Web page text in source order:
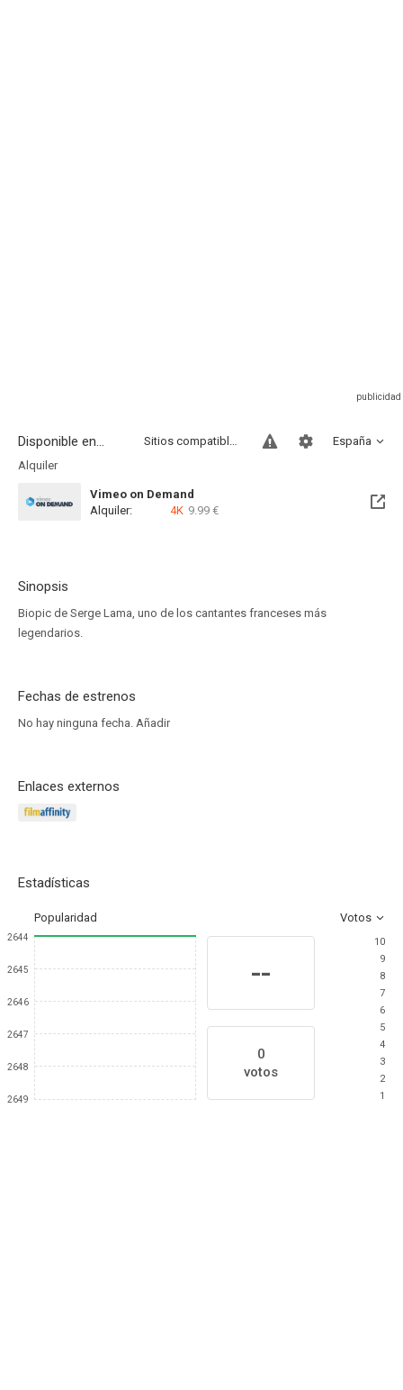
Disponible en... España
Sitios compatibles
Alquiler
Vimeo on Demand
Alquiler:
4K 9.99 €
Sinopsis
Biopic de Serge Lama, uno de los cantantes franceses más
legendarios.
Fechas de estrenos
No hay ninguna fecha. Añadir
Enlaces externos
Estadísticas
Popularidad Votos
2644
2645
2646
2647
2648
2649
--
0
votos
10
9
8
7
6
5
4
3
2
1